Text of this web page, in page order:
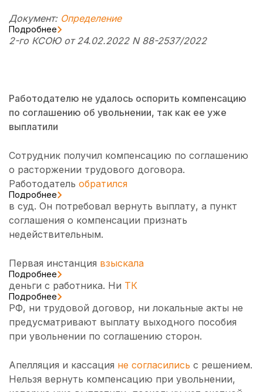
Документ: Определение
Подробнее
2-го КСОЮ от 24.02.2022 N 88-2537/2022
Работодателю не удалось оспорить компенсацию
по соглашению об увольнении, так как ее уже
выплатили
Сотрудник получил компенсацию по соглашению
о расторжении трудового договора.
Работодатель обратился
Подробнее
в суд. Он потребовал вернуть выплату, а пункт
соглашения о компенсации признать
недействительным.
Первая инстанция взыскала
Подробнее
деньги с работника. Ни ТК
Подробнее
РФ, ни трудовой договор, ни локальные акты не
предусматривают выплату выходного пособия
при увольнении по соглашению сторон.
Апелляция и кассация не согласились с решением.
Нельзя вернуть компенсацию при увольнении,